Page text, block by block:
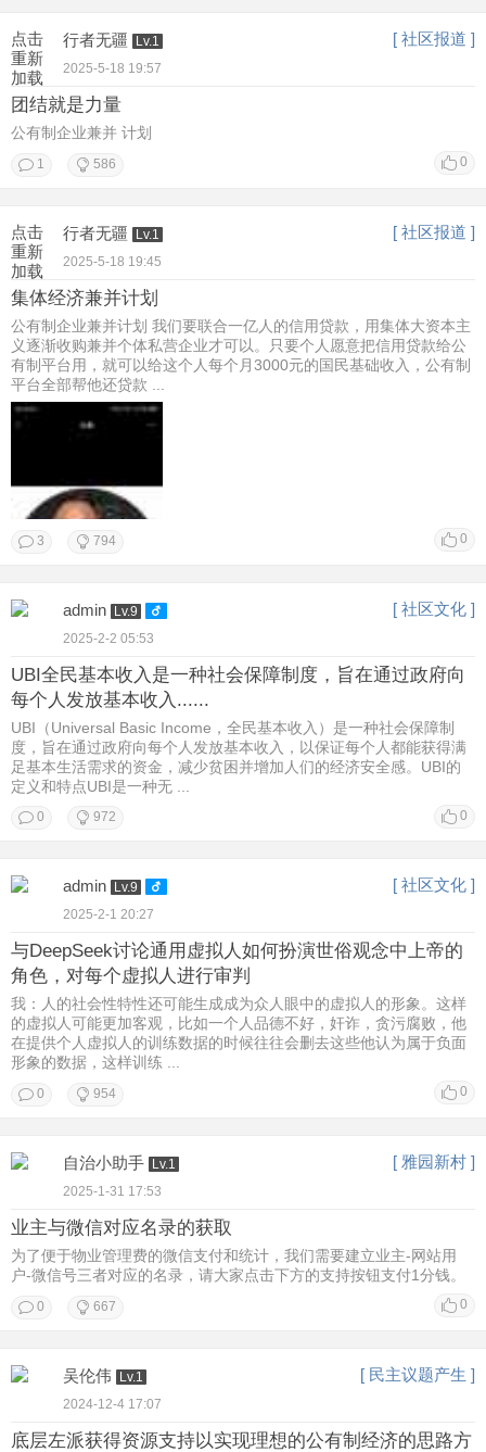
点击
重新
加载
行者无疆 Lv.1 [ 社区报道 ]
2025-5-18 19:57
团结就是力量
公有制企业兼并 计划
0
1 586
点击
重新
加载
行者无疆 Lv.1 [ 社区报道 ]
2025-5-18 19:45
集体经济兼并计划
公有制企业兼并计划 我们要联合一亿人的信用贷款，用集体大资本主
义逐渐收购兼并个体私营企业才可以。只要个人愿意把信用贷款给公
有制平台用，就可以给这个人每个月3000元的国民基础收入，公有制
平台全部帮他还贷款 ...
0
3 794
admin Lv.9 [ 社区文化 ]
2025-2-2 05:53
UBI全民基本收入是一种社会保障制度，旨在通过政府向
每个人发放基本收入......
UBI（Universal Basic Income，全民基本收入）是一种社会保障制
度，旨在通过政府向每个人发放基本收入，以保证每个人都能获得满
足基本生活需求的资金，减少贫困并增加人们的经济安全感。UBI的
定义和特点UBI是一种无 ...
0
0 972
admin Lv.9 [ 社区文化 ]
2025-2-1 20:27
与DeepSeek讨论通用虚拟人如何扮演世俗观念中上帝的
角色，对每个虚拟人进行审判
我：人的社会性特性还可能生成成为众人眼中的虚拟人的形象。这样
的虚拟人可能更加客观，比如一个人品德不好，奸诈，贪污腐败，他
在提供个人虚拟人的训练数据的时候往往会删去这些他认为属于负面
形象的数据，这样训练 ...
0
0 954
自治小助手 Lv.1 [ 雅园新村 ]
2025-1-31 17:53
业主与微信对应名录的获取
为了便于物业管理费的微信支付和统计，我们需要建立业主-网站用
户-微信号三者对应的名录，请大家点击下方的支持按钮支付1分钱。
0
0 667
吴伦伟 Lv.1 [ 民主议题产生 ]
2024-12-4 17:07
底层左派获得资源支持以实现理想的公有制经济的思路方